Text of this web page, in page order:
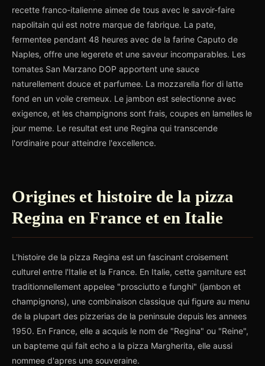
recette franco-italienne aimee de tous avec le savoir-faire
napolitain qui est notre marque de fabrique. La pate,
fermentee pendant 48 heures avec de la farine Caputo de
Naples, offre une legerete et une saveur incomparables. Les
tomates San Marzano DOP apportent une sauce
naturellement douce et parfumee. La mozzarella fior di latte
fond en un voile cremeux. Le jambon est selectionne avec
exigence, et les champignons sont frais, coupes en lamelles le
jour meme. Le resultat est une Regina qui transcende
l'ordinaire pour atteindre l'excellence.
Origines et histoire de la pizza
Regina en France et en Italie
L'histoire de la pizza Regina est un fascinant croisement
culturel entre l'Italie et la France. En Italie, cette garniture est
traditionnellement appelee "prosciutto e funghi" (jambon et
champignons), une combinaison classique qui figure au menu
de la plupart des pizzerias de la peninsule depuis les annees
1950. En France, elle a acquis le nom de "Regina" ou "Reine",
un bapteme qui fait echo a la pizza Margherita, elle aussi
nommee d'apres une souveraine.